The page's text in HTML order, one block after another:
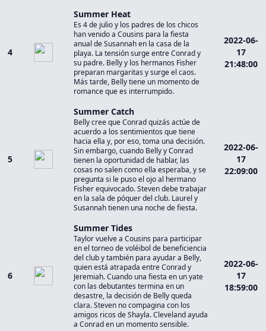
4
Summer Heat
Es 4 de julio y los padres de los chicos
han venido a Cousins ​​​​para la fiesta
anual de Susannah en la casa de la
playa. La tensión surge entre Conrad y
su padre. Belly y los hermanos Fisher
preparan margaritas y surge el caos.
Más tarde, Belly tiene un momento de
romance que es interrumpido.
2022-06-
17
21:48:00
5
Summer Catch
Belly cree que Conrad quizás actúe de
acuerdo a los sentimientos que tiene
hacia ella y, por eso, toma una decisión.
Sin embargo, cuando Belly y Conrad
tienen la oportunidad de hablar, las
cosas no salen como ella esperaba, y se
pregunta si le puso el ojo al hermano
Fisher equivocado. Steven debe trabajar
en la sala de póquer del club. Laurel y
Susannah tienen una noche de fiesta.
2022-06-
17
22:09:00
6
Summer Tides
Taylor vuelve a Cousins para participar
en el torneo de voléibol de beneficiencia
del club y también para ayudar a Belly,
quien está atrapada entre Conrad y
Jeremiah. Cuando una fiesta en un yate
con las debutantes termina en un
desastre, la decisión de Belly queda
clara. Steven no compagina con los
amigos ricos de Shayla. Cleveland ayuda
a Conrad en un momento sensible.
2022-06-
17
18:59:00